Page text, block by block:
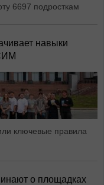
6697 подросткам
навыки
ключевые правила
о площадках